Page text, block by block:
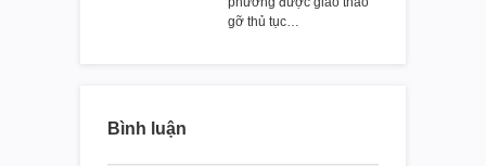
gỡ thủ tục…
Bình luận